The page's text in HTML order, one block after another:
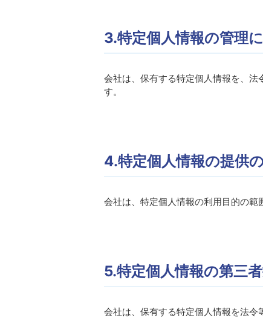
3.特定個人情報の管理
会社は、保有する特定個人情報を、
す。
4.特定個人情報の提供
会社は、特定個人情報の利用目的の範
5.特定個人情報の第三
会社は、保有する特定個人情報を法令